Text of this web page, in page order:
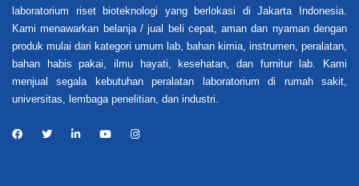
laboratorium riset bioteknologi yang berlokasi di Jakarta Indonesia.
Kami menawarkan belanja / jual beli cepat, aman dan nyaman dengan
produk mulai dari kategori umum lab, bahan kimia, instrumen, peralatan,
bahan habis pakai, ilmu hayati, kesehatan, dan furnitur lab. Kami
menjual segala kebutuhan peralatan laboratorium di rumah sakit,
universitas, lembaga penelitian, dan industri.